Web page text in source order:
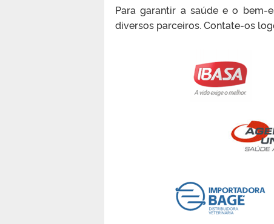
Para garantir a saúde e o bem-
diversos parceiros. Contate-os